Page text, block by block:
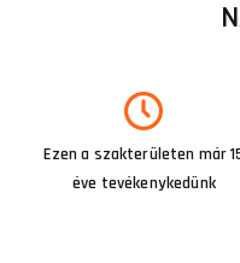
Ezen a szakterületen már
éve tevékenykedünk